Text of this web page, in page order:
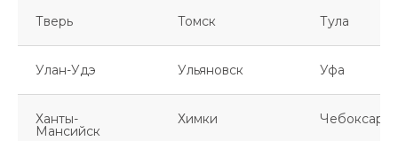
Тверь Томск Тула
Улан-Удэ Ульяновск Уфа
Ханты-
Мансийск
Химки Чебоксары